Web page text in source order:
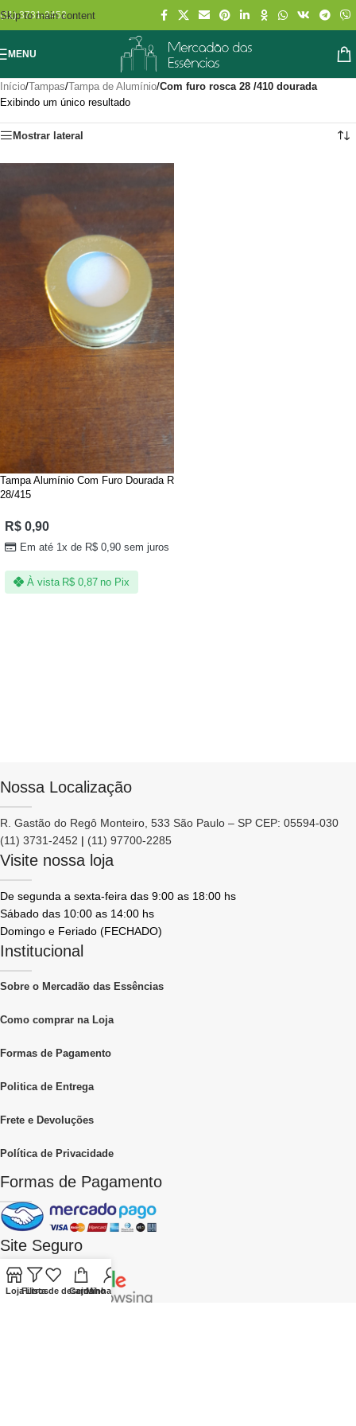
Skip to main content
(11) 3731-2452
MENU
Início/Tampas/Tampa de Alumínio/Com furo rosca 28 /410 dourada
Exibindo um único resultado
Mostrar lateral
Tampa Alumínio Com Furo Dourada R
28/415
R$ 0,90
Em até 1x de R$0,90sem juros
À vista R$0,87 no Pix
Nossa Localização
R. Gastão do Regô Monteiro, 533 São Paulo – SP CEP: 05594-030
(11) 3731-2452 | (11) 97700-2285
Visite nossa loja
De segunda a sexta-feira das 9:00 as 18:00 hs
Sábado das 10:00 as 14:00 hs
Domingo e Feriado (FECHADO)
Institucional
Sobre o Mercadão das Essências
Como comprar na Loja
Formas de Pagamento
Politica de Entrega
Frete e Devoluções
Política de Privacidade
Formas de Pagamento
Site Seguro
LojaFiltros
Lista de desejos
CarrinhoMinha conta